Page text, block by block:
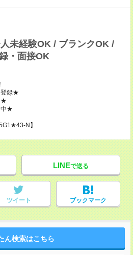
未経験OK / ブランクOK /
・面接OK
登録★
★
中★
N】
LINEで送る
ツイート ブックマーク
ん検索はこちら